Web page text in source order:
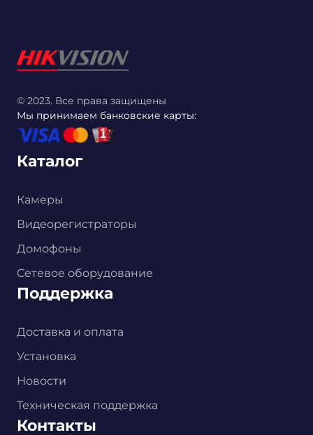
© 2023. Все права защищены
Мы принимаем банковские карты:
Каталог
Камеры
Видеорегистраторы
Домофоны
Сетевое оборудование
Поддержка
Доставка и оплата
Установка
Новости
Техническая поддержка
Контакты